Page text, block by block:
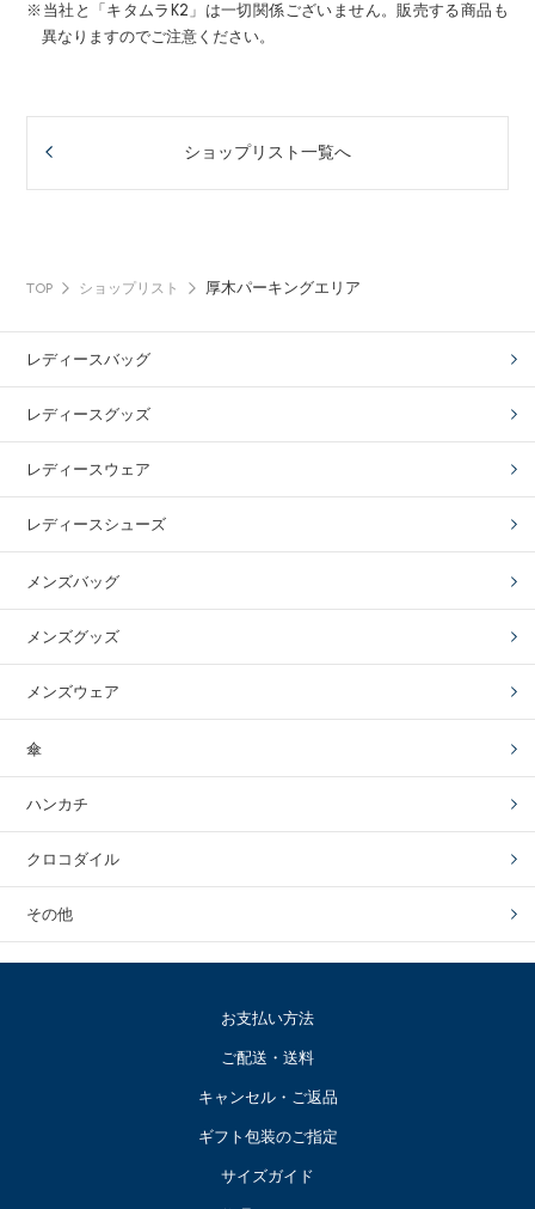
※当社と「キタムラK2」は一切関係ございません。販売する商品も
異なりますのでご注意ください。
ショップリスト一覧へ
TOP ショップリスト 厚木パーキングエリア
レディースバッグ
レディースグッズ
レディースウェア
レディースシューズ
メンズバッグ
メンズグッズ
メンズウェア
傘
ハンカチ
クロコダイル
その他
お支払い方法
ご配送・送料
キャンセル・ご返品
ギフト包装のご指定
サイズガイド